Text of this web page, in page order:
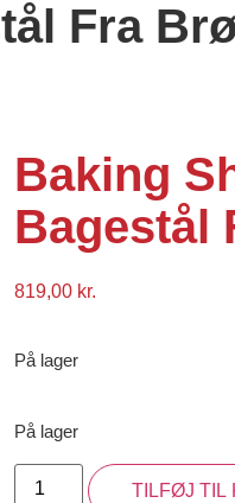
Fra
Baking
Bagestål
819,00 kr.
På lager
På lager
TILFØJ TIL